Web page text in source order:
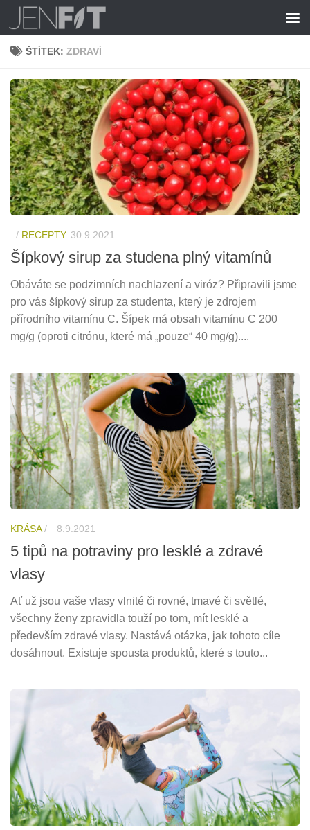
Skip to content
ŠTÍTEK: ZDRAVÍ
/ RECEPTY 30.9.2021
Šípkový sirup za studena plný vitamínů
Obáváte se podzimních nachlazení a viróz? Připravili jsme
pro vás šípkový sirup za studenta, který je zdrojem
přírodního vitamínu C. Šípek má obsah vitamínu C 200
mg/g (oproti citrónu, které má „pouze“ 40 mg/g)....
KRÁSA/ 8.9.2021
5 tipů na potraviny pro lesklé a zdravé
vlasy
Ať už jsou vaše vlasy vlnité či rovné, tmavé či světlé,
všechny ženy zpravidla touží po tom, mít lesklé a
především zdravé vlasy. Nastává otázka, jak tohoto cíle
dosáhnout. Existuje spousta produktů, které s touto...